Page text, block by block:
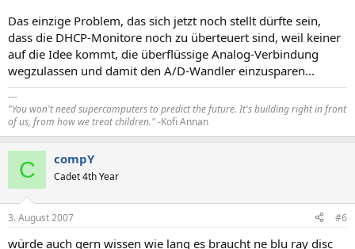
Das einzige Problem, das sich jetzt noch stellt dürfte sein,
dass die DHCP-Monitore noch zu überteuert sind, weil keiner
auf die Idee kommt, die überflüssige Analog-Verbindung
wegzulassen und damit den A/D-Wandler einzusparen...
---
"You won't need supercomputers to predict the future. It's building right in front
of us, from how we treat children."-Kofi Annan
C compY
Cadet 4th Year
3. August 2007 #6
würde auch gern wissen wie lang es braucht ne blu ray disc